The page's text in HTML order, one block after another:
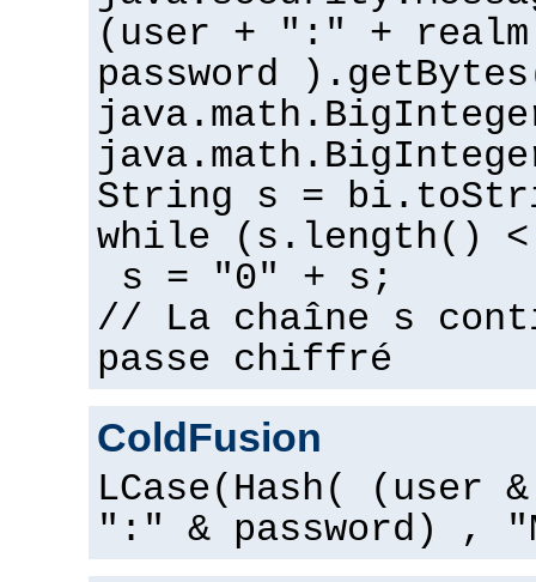
(user + ":" +
password
String s =
while (s.length()
s = "0" + s;
// La chaîne s
passe chiffré
ColdFusion
LCase(Hash( (user
":" & password) ,